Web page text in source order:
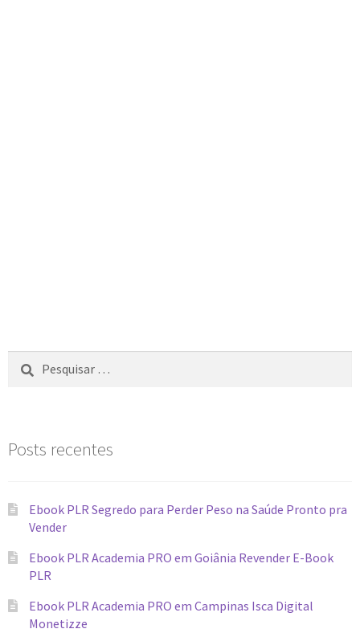
Posts recentes
Ebook PLR Segredo para Perder Peso na Saúde Pronto pra
Vender
Ebook PLR Academia PRO em Goiânia Revender E-Book
PLR
Ebook PLR Academia PRO em Campinas Isca Digital
Monetizze